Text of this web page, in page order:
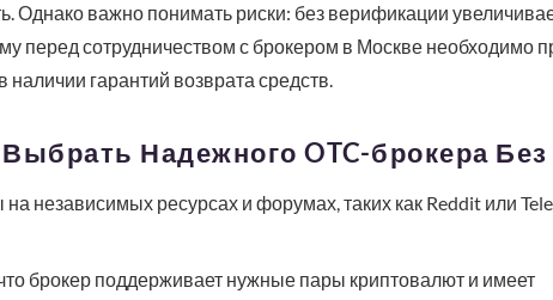
Однако важно понимать риски: без верификации
перед сотрудничеством с брокером в Москве необходимо
наличии гарантий возврата средств.
Надежного OTC-брокера Без
независимых ресурсах и форумах, таких как Reddit или
брокер поддерживает нужные пары криптовалют и имеет